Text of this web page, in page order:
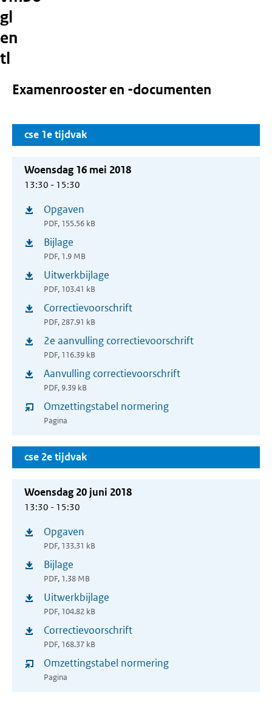
gl
en
tl
Examenrooster en -documenten
cse 1e tijdvak
Woensdag 16 mei 2018
13:30 - 15:30
Opgaven
PDF, 155.56 kB
(opent
nieuw
venster)
Bijlage
PDF, 1.9 MB
(opent
nieuw
venster)
Uitwerkbijlage
PDF, 103.41 kB
(opent
nieuw
venster)
Correctievoorschrift
PDF, 287.91 kB
(opent
nieuw
venster)
2e aanvulling correctievoorschrift
PDF, 116.39 kB
(opent
nieuw
venster)
Aanvulling correctievoorschrift
PDF, 9.39 kB
(opent
nieuw
venster)
Omzettingstabel normering
Pagina
cse 2e tijdvak
Woensdag 20 juni 2018
13:30 - 15:30
Opgaven
PDF, 133.31 kB
(opent
nieuw
venster)
Bijlage
PDF, 1.38 MB
(opent
nieuw
venster)
Uitwerkbijlage
PDF, 104.82 kB
(opent
nieuw
venster)
Correctievoorschrift
PDF, 168.37 kB
(opent
nieuw
venster)
Omzettingstabel normering
Pagina